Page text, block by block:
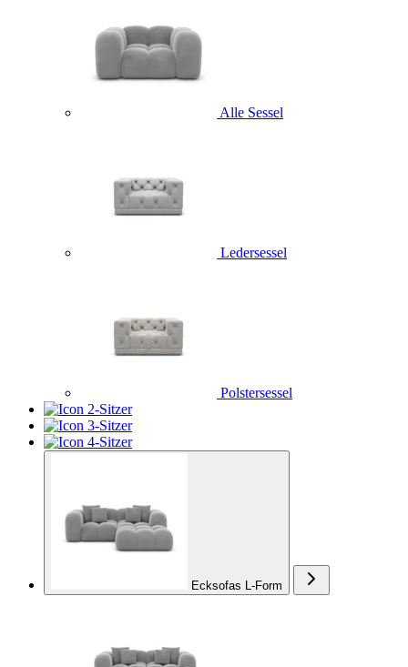
Alle Sessel
Ledersessel
Polstersessel
2-Sitzer
3-Sitzer
4-Sitzer
Ecksofas L-Form